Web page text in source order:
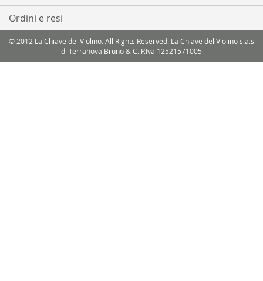
Ordini e resi
© 2012 La Chiave del Violino. All Rights Reserved. La Chiave del Violino s.a.s
di Terranova Bruno & C. P.Iva 12521571005